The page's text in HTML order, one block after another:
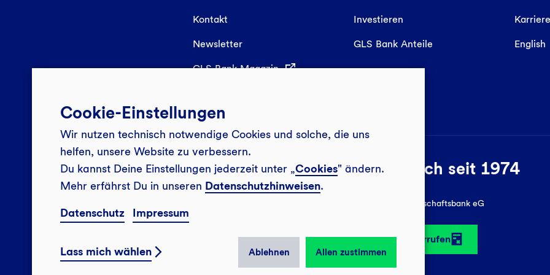
Kontakt
Newsletter
GLS Bank Magazin
Investieren
GLS Bank Anteile
Karriere
English
Sozial-ökologisch seit 1974
© 2026 GLS Gemeinschaftsbank eG
Vertrag widerrufen
Cookie-Einstellungen
Wir nutzen technisch notwendige Cookies und solche, die uns
helfen, unsere Website zu verbessern.
Du kannst Deine Einstellungen jederzeit unter „Cookies" ändern.
Mehr erfährst Du in unseren Datenschutzhinweisen.
Datenschutz Impressum
Lass mich wählen Ablehnen Allen zustimmen